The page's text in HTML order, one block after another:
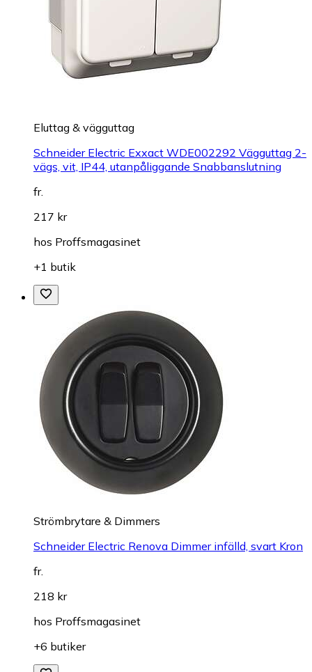
Eluttag & vägguttag
Schneider Electric Exxact WDE002292 Vägguttag 2-
vägs, vit, IP44, utanpåliggande Snabbanslutning
fr.
217 kr
hos Proffsmagasinet
+1 butik
Strömbrytare & Dimmers
Schneider Electric Renova Dimmer infälld, svart Kron
fr.
218 kr
hos Proffsmagasinet
+6 butiker